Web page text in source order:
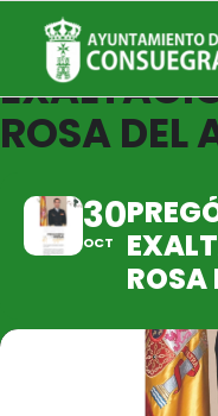
PREGÓN Y
ROSA DEL
30
OCT
ROSA